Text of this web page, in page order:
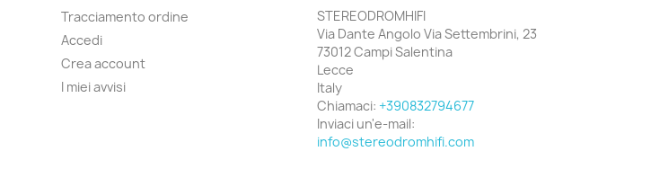
Tracciamento ordine
Accedi
Crea account
I miei avvisi
STEREODROMHIFI
Via Dante Angolo Via Settembrini, 23
73012 Campi Salentina
Lecce
Italy
Chiamaci: +390832794677
Inviaci un'e-mail:
info@stereodromhifi.com